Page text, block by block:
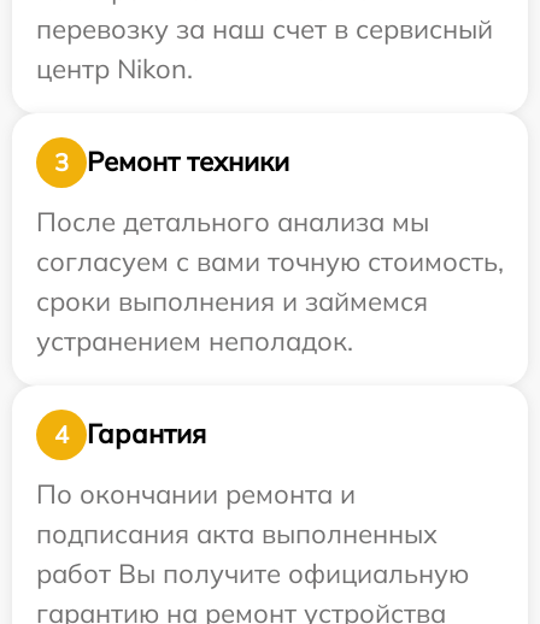
перевозку за наш счет в сервисный
центр Nikon.
3
Ремонт техники
После детального анализа мы
согласуем с вами точную стоимость,
сроки выполнения и займемся
устранением неполадок.
4
Гарантия
По окончании ремонта и
подписания акта выполненных
работ Вы получите официальную
гарантию на ремонт устройства